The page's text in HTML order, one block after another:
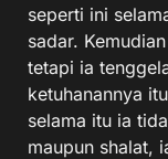
seperti ini
sadar.
tetapi ia
ketuhanannya
selama itu ia
maupun shalat,